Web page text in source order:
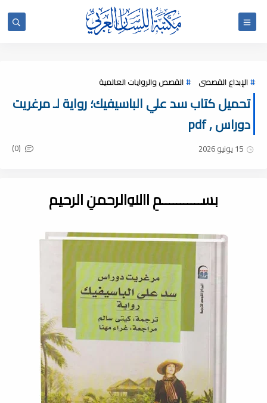
الإبداع القصصى القصص والروايات العالمية
تحميل كتاب سد علي الباسيفيك؛ رواية لـ مرغريت
دوراس , pdf
15 يونيو 2026 (0)
بســـــــــــمِ اﷲِالرحمنِ الرحيم